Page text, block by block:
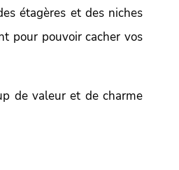
étagères et des niches
pour pouvoir cacher vos
de valeur et de charme